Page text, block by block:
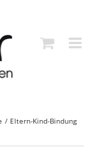
Eltern-Kind-Bindung